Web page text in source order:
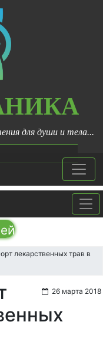
для души и тела...
лекарственных трав в
26 марта 2018